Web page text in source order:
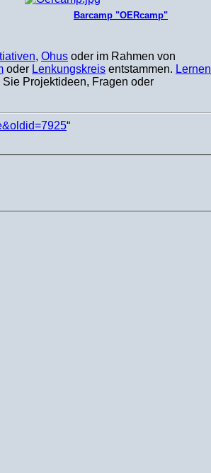
Barcamp "OERcamp"
, Ohus oder im Rahmen von
oder Lenkungskreis entstammen. Lernen
Projektideen, Fragen oder
“